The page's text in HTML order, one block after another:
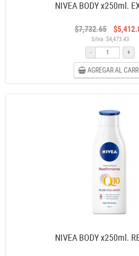
NIVEA BODY x250ml.
$7,732.65
S/Iva: $4,473.43
-
+
AGREGAR AL
NIVEA BODY x250ml.